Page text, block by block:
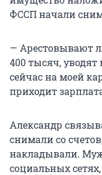
ФССП начали
— Арестовывают
400 тысяч,
сейчас на моей
приходит
Александр
снимали со
накладывали.
социальных